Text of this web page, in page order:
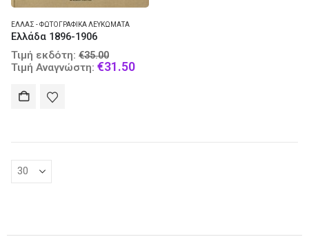
ΕΛΛΆΣ - ΦΩΤΟΓΡΑΦΙΚΆ ΛΕΥΚΏΜΑΤΑ
Ελλάδα 1896-1906
Τιμή εκδότη: €35.00
price
Τιμή Αναγνώστη: €31.50Current